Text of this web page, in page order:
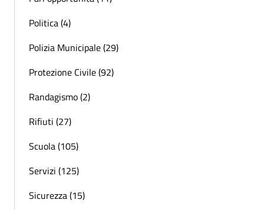
Politica (4)
Polizia Municipale (29)
Protezione Civile (92)
Randagismo (2)
Rifiuti (27)
Scuola (105)
Servizi (125)
Sicurezza (15)